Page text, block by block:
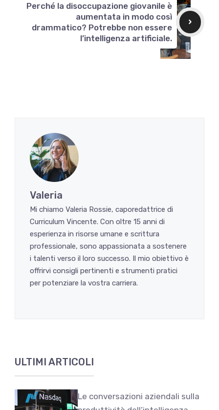
Perché la disoccupazione giovanile è
aumentata in modo così
drammatico? Potrebbe non essere
l’intelligenza artificiale.
Valeria
Mi chiamo Valeria Rossie, caporedattrice di
Curriculum Vincente. Con oltre 15 anni di
esperienza in risorse umane e scrittura
professionale, sono appassionata a sostenere
i talenti verso il loro successo. Il mio obiettivo è
offrirvi consigli pertinenti e strumenti pratici
per potenziare la vostra carriera.
ULTIMI ARTICOLI
Le conversazioni aziendali sulla